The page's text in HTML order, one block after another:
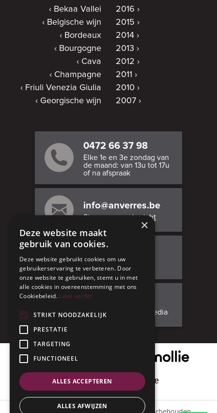
Bekaa Vallei
Belgische wijn
Bordeaux
Bourgogne
Cava
Champagne
Friuli Venezia Giulia
Georgische wijn
2016
2015
2014
2013
2012
2011
2010
2007
0472 66 37 98
Elke 1e en 3e zondag van
de maand: van 13u tot 17u
of na afspraak
info@anverres.be
Stuur ons een bericht
Adresgegevens
Facebook
Volg ons op social media
Onze veilige betaalpartner
Geniet met mate
×
Deze website maakt
gebruik van cookies.
Deze website gebruikt cookies om uw
gebruikerservaring te verbeteren. Door
onze website te gebruiken, stemt u in met
alle cookies in overeenstemming met ons
Cookiebeleid. Lees verder
STRIKT NOODZAKELIJK
PRESTATIE
TARGETING
FUNCTIONEEL
ALLES ACCEPTEREN
ALLES AFWIJZEN